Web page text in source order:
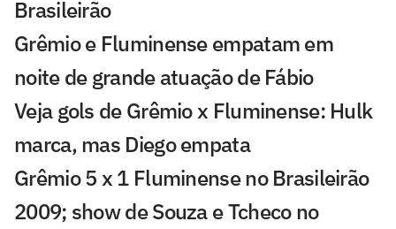
Brasileirão
Grêmio e Fluminense empatam em
noite de grande atuação de Fábio
Veja gols de Grêmio x Fluminense: Hulk
marca, mas Diego empata
Grêmio 5 x 1 Fluminense no Brasileirão
2009; show de Souza e Tcheco no